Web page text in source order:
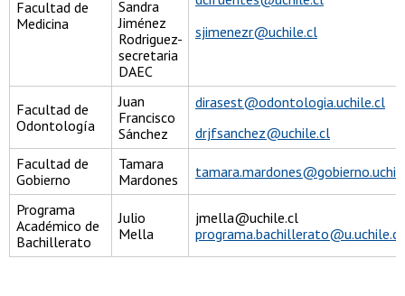
Facultad de
Medicina
Sandra
Jiménez
Rodriguez-
secretaria
DAEC
sjimenezr@uchile.cl
Facultad de
Odontología
Juan
Francisco
Sánchez
dirasest@odontologia.uchile.cl
drjfsanchez@uchile.cl
Facultad de
Gobierno
Tamara
Mardones
Programa
Académico de
Bachillerato
Julio
Mella
jmella@uchile.cl
programa.bachillerato@u.uchile.cl